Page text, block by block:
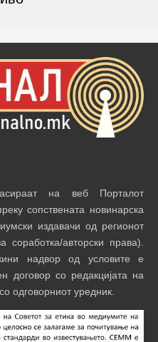
на веб Порталот
сопствената новинарска
издавачи од регионот
соработка/авторски права).
надвор од условите е
договор со редакцијата на
одговорниот уредник.